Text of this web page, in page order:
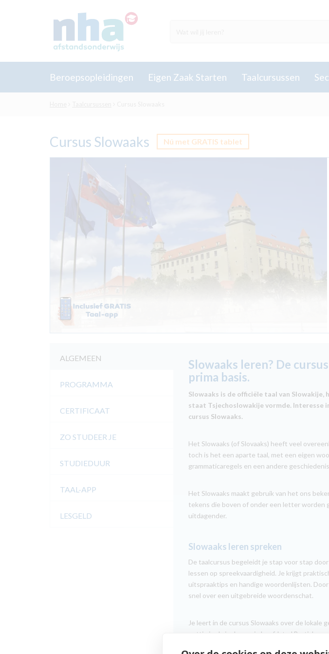
Beroepsopleidingen Eigen Zaak Starten Taalcursussen
Cursus Slowaaks Nú met GRATIS tablet
ALGEMEEN
PROGRAMMA
CERTIFICAAT
ZO STUDEER JE
STUDIEDUUR
TAAL-APP
LESGELD
Slowaaks leren? De
prima basis.
Slowaaks is de officiële taal van
staat Tsjechoslowakije vormde. Interesse
cursus Slowaaks.
Het Slowaaks (of Slovaaks) heeft veel
toch is het een aparte taal, met een eigen
grammaticaregels en een andere
Het Slowaaks maakt gebruik van het ons
tekens die boven of onder een letter worden
uitdagender.
Slowaaks leren spreken
De taalcursus begeleidt je stap voor stap
lessen op spreekvaardigheid. Je krijgt
uitspraaktips en handige woordenlijsten.
snel over een uitgebreide woordenschat.
Je leert in de cursus Slowaaks over de lokale
nuttig is als je de mooie hoofdstad Bratislava